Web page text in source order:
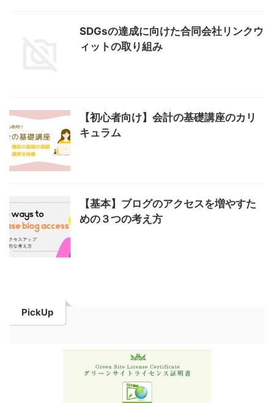
SDGsの達成に向けた合同会社リンクウ
ィットの取り組み
【初心者向け】会計の基礎講座のカリ
キュラム
【基本】ブログのアクセスを増やすた
めの３つの考え方
PickUp